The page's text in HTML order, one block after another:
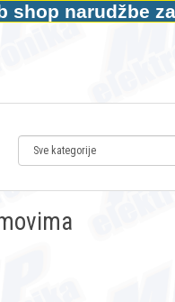
shop narudžbe